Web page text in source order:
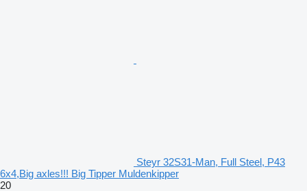
Steyr 32S31-Man, Full Steel, P43
6x4,Big axles!!! Big Tipper Muldenkipper
20